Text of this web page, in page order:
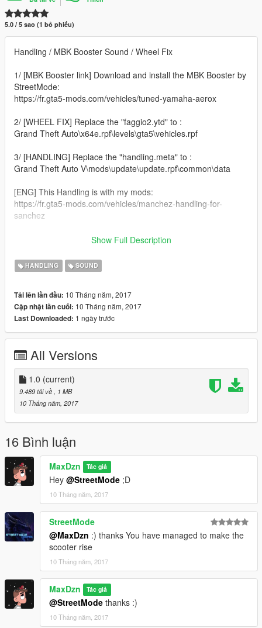
5.0 / 5 sao (1 bỏ phiếu)
Handling / MBK Booster Sound / Wheel Fix
1/ [MBK Booster link] Download and install the MBK Booster by
StreetMode:
https://fr.gta5-mods.com/vehicles/tuned-yamaha-aerox
2/ [WHEEL FIX] Replace the "faggio2.ytd" to :
Grand Theft Auto\x64e.rpf\levels\gta5\vehicles.rpf
3/ [HANDLING] Replace the "handling.meta" to :
Grand Theft Auto V\mods\update\update.rpf\common\data
[ENG] This Handling is with my mods:
https://fr.gta5-mods.com/vehicles/manchez-handling-for-
sanchez
[FR] Ce Handling contient mon mods:
sanchez
to :
Grand Theft Auto
V\mods\update\update.rpf\common\data\levels\gta5
Vehicle by StreetMode : https://fr.gta5-
mods.com/users/StreetMode
Follow me on twitter : https://twitter.com/realmax_
Show Full Description
HANDLING SOUND
Tải lên lần đầu: 10 Tháng năm, 2017
Cập nhật lần cuối: 10 Tháng năm, 2017
Last Downloaded: 1 ngày trước
All Versions
1.0 (current)
9.489 tải về
, 1 MB
10 Tháng năm, 2017
16 Bình luận
MaxDzn Tác giả
Hey @StreetMode ;D
10 Tháng năm, 2017
StreetMode
@MaxDzn :) thanks You have managed to make the
scooter rise
10 Tháng năm, 2017
MaxDzn Tác giả
@StreetMode thanks :)
10 Tháng năm, 2017